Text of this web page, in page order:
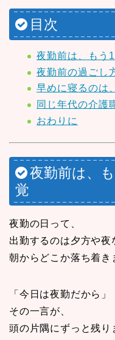
目次
夜勤前は、もう
夜勤前の過ごし
早めに寝るのは
同じ年代の介護
おわりに
夜勤前は、
覚
夜勤の日って、
出勤するのは夕方や夜
朝からどこか落ち着き
「今日は夜勤だから」
その一言が、
頭の片隅にずっと残り